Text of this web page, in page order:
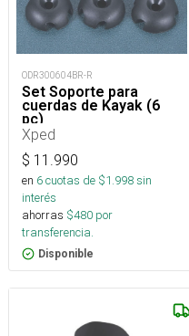
ODR300604BR-R
Set Soporte para
cuerdas de Kayak (6
pc)
Xped
$ 11.990
en 6cuotas de $1.998sin
interés
ahorras $480 por
transferencia.
Disponible